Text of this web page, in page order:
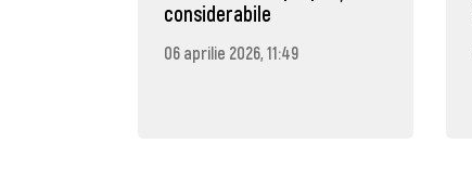
considerabile
06 aprilie 2026, 11:49